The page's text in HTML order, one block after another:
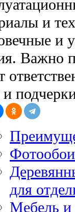
и
и
Важно
для
Мебель и